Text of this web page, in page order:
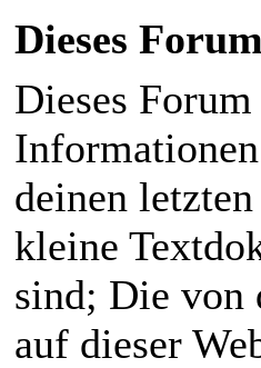
Dieses
Dieses
deinen
kleine
sind; Die von
auf dieser